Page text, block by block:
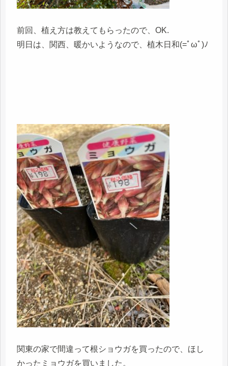
前回、植え方は教えてもらったので、OK.
明日は、関西、暖かいようなので、植木日和(=ﾟωﾟ)ﾉ
関東の家で間違って根ショウガを買ったので、ほし
かったミョウガを買いました。